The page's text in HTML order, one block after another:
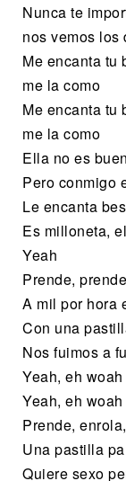
Nunca te
nos vemos los
Me encanta tu
me la como
Me encanta tu
me la como
Ella no es
Pero conmigo
Le encanta
Es milloneta,
Yeah
Prende,
A mil por hora
Con una
Nos fuimos a
Yeah, eh woah
Yeah, eh
Prende,
Una pastilla
Quiere sexo